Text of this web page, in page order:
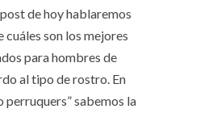
post de hoy hablaremos
cuáles son los mejores
para hombres de
al tipo de rostro. En
perruquers” sabemos la